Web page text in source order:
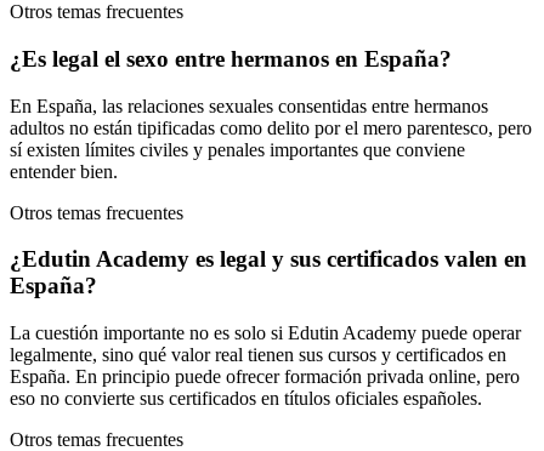
Otros temas frecuentes
¿Es legal el sexo entre hermanos en España?
En España, las relaciones sexuales consentidas entre hermanos
adultos no están tipificadas como delito por el mero parentesco, pero
sí existen límites civiles y penales importantes que conviene
entender bien.
Otros temas frecuentes
¿Edutin Academy es legal y sus certificados valen en
España?
La cuestión importante no es solo si Edutin Academy puede operar
legalmente, sino qué valor real tienen sus cursos y certificados en
España. En principio puede ofrecer formación privada online, pero
eso no convierte sus certificados en títulos oficiales españoles.
Otros temas frecuentes